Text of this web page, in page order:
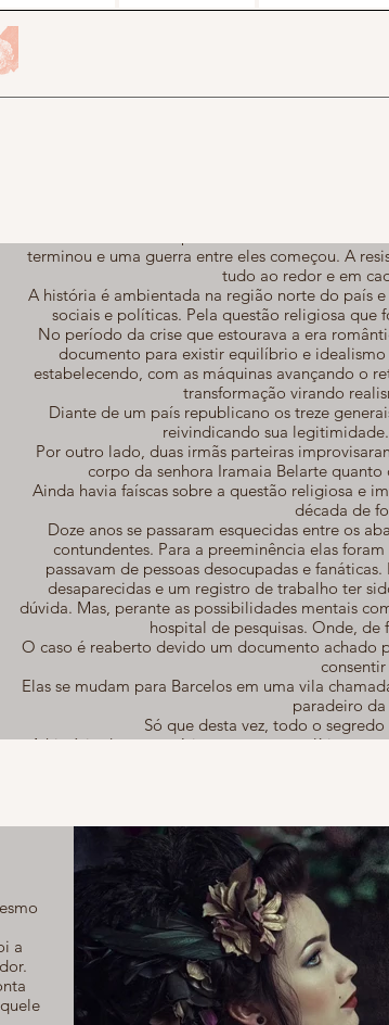
terminou e uma guerra entre eles começou. A
tudo ao redor e em
A história é ambientada na região norte do país
sociais e políticas. Pela questão religiosa
No período da crise que estourava a era
documento para existir equilíbrio e idealismo
estabelecendo, com as máquinas avançando o
transformação virando
Diante de um país republicano os treze
reivindicando sua
Por outro lado, duas irmãs parteiras
corpo da senhora Iramaia Belarte
Ainda havia faíscas sobre a questão religiosa e
década de
Doze anos se passaram esquecidas entre os
contundentes. Para a preeminência elas
passavam de pessoas desocupadas e
desaparecidas e um registro de trabalho ter
dúvida. Mas, perante as possibilidades mentais
hospital de pesquisas. Onde, de
O caso é reaberto devido um documento achado
Elas se mudam para Barcelos em uma vila
paradeiro
Só que desta vez, todo o
A história demarca várias passagens políticas
a